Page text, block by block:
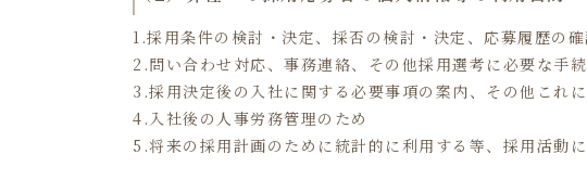
1.採用条件の検討・決定、採否の検討・決定、応募履歴の
2.問い合わせ対応、事務連絡、その他採用選考に必要な手
3.採用決定後の入社に関する必要事項の案内、その他これ
4.入社後の人事労務管理のため
5.将来の採用計画のために統計的に利用する等、採用活動